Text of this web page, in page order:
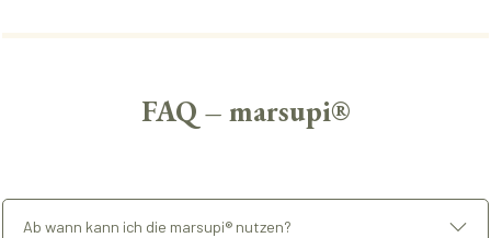
FAQ – marsupi®
Ab wann kann ich die marsupi® nutzen?